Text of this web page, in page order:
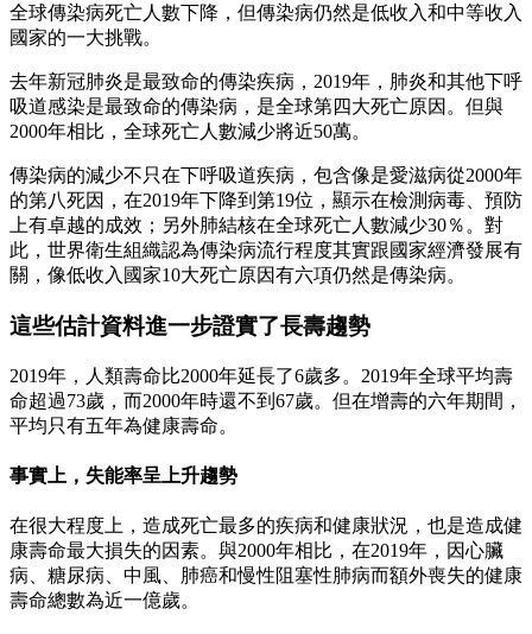
全球傳染病死亡人數下降，但傳染病仍然是低收入和中等收入
國家的一大挑戰。
去年新冠肺炎是最致命的傳染疾病，2019年，肺炎和其他下呼
吸道感染是最致命的傳染病，是全球第四大死亡原因。但與
2000年相比，全球死亡人數減少將近50萬。
傳染病的減少不只在下呼吸道疾病，包含像是愛滋病從2000年
的第八死因，在2019年下降到第19位，顯示在檢測病毒、預防
上有卓越的成效；另外肺結核在全球死亡人數減少30％。對
此，世界衛生組織認為傳染病流行程度其實跟國家經濟發展有
關，像低收入國家10大死亡原因有六項仍然是傳染病。
這些估計資料進一步證實了長壽趨勢
2019年，人類壽命比2000年延長了6歲多。2019年全球平均壽
命超過73歲，而2000年時還不到67歲。但在增壽的六年期間，
平均只有五年為健康壽命。
事實上，失能率呈上升趨勢
在很大程度上，造成死亡最多的疾病和健康狀況，也是造成健
康壽命最大損失的因素。與2000年相比，在2019年，因心臟
病、糖尿病、中風、肺癌和慢性阻塞性肺病而額外喪失的健康
壽命總數為近一億歲。